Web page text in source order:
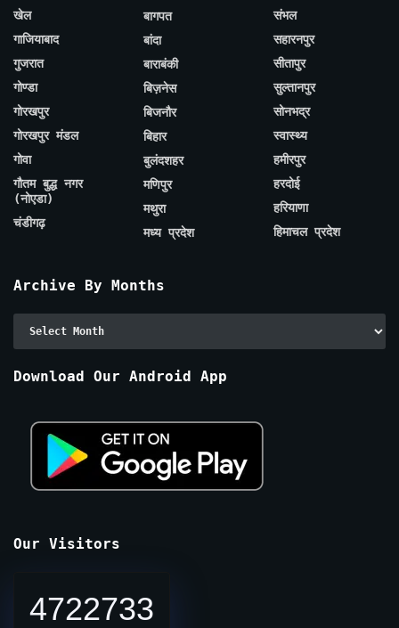
खेल
गाजियाबाद
गुजरात
गोण्डा
गोरखपुर
गोरखपुर मंडल
गोवा
गौतम बुद्ध नगर
(नोएडा)
चंडीगढ़
बागपत
बांदा
बाराबंकी
बिज़नेस
बिजनौर
बिहार
बुलंदशहर
मणिपुर
मथुरा
मध्य प्रदेश
संभल
सहारनपुर
सीतापुर
सुल्तानपुर
सोनभद्र
स्वास्थ्य
हमीरपुर
हरदोई
हरियाणा
हिमाचल प्रदेश
Archive By Months
Download Our Android App
Our Visitors
4722733